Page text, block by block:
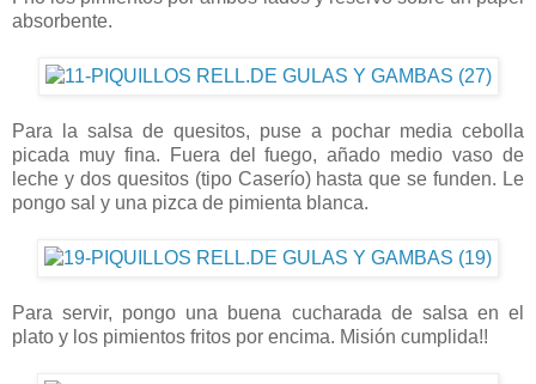
absorbente.
Para la salsa de quesitos, puse a pochar media cebolla
picada muy fina. Fuera del fuego, añado medio vaso de
leche y dos quesitos (tipo Caserío) hasta que se funden. Le
pongo sal y una pizca de pimienta blanca.
Para servir, pongo una buena cucharada de salsa en el
plato y los pimientos fritos por encima. Misión cumplida!!